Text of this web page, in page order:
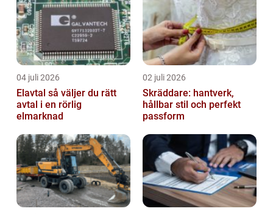
04 juli 2026
Elavtal så väljer du rätt
avtal i en rörlig
elmarknad
02 juli 2026
Skräddare: hantverk,
hållbar stil och perfekt
passform